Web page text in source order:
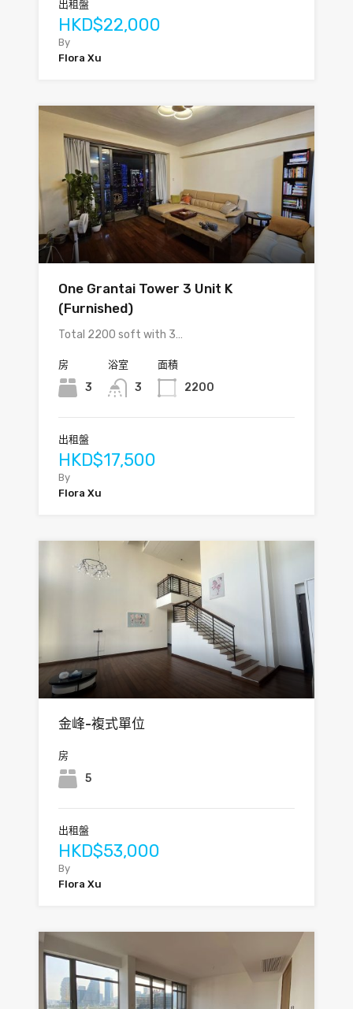
出租盤
HKD$22,000
By
Flora Xu
One Grantai Tower 3 Unit K
(Furnished)
Total 2200 soft with 3…
房
3
浴室
3
面積
2200
出租盤
HKD$17,500
By
Flora Xu
金峰-複式單位
房
5
出租盤
HKD$53,000
By
Flora Xu